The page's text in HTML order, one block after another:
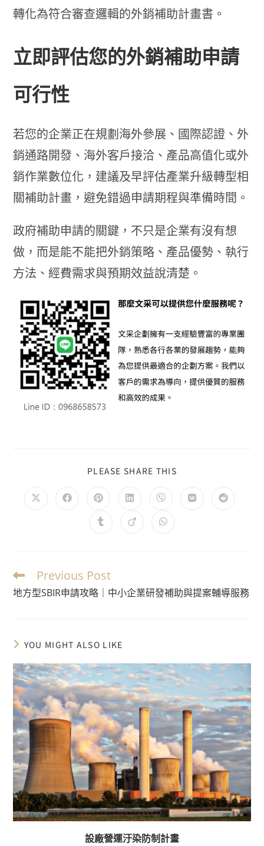
轉化為符合審查邏輯的外銷補助計畫書。
立即評估您的外銷補助申請
可行性
若您的企業正在規劃海外參展、國際認證、外
銷通路開發、海外客戶接洽、產品高值化或外
銷作業數位化，建議及早評估產業升級轉型相
關補助計畫，避免錯過申請期程與準備時間。
政府補助申請的關鍵，不只是企業有沒有想
做，而是能不能把外銷策略、產品優勢、執行
方法、經費需求與預期效益說清楚。
PLEASE SHARE THIS
Previous Post
地方型SBIR申請攻略｜中小企業研發補助與提案輔導服務
YOU MIGHT ALSO LIKE
設廠營運汙染防制計畫